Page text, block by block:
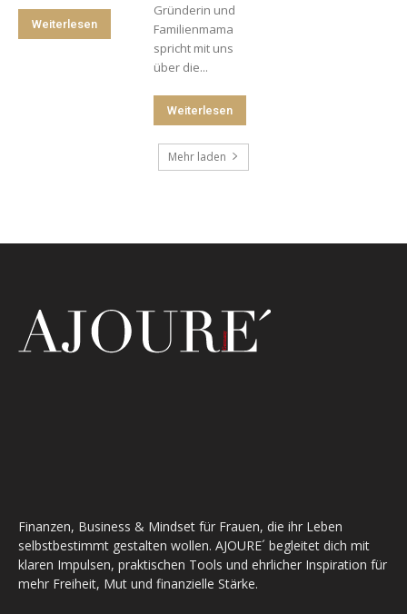
Weiterlesen
Gründerin und
Familienmama
spricht mit uns
über die...
Weiterlesen
Mehr laden
Finanzen, Business & Mindset für Frauen, die ihr Leben
selbstbestimmt gestalten wollen. AJOURE´ begleitet dich mit
klaren Impulsen, praktischen Tools und ehrlicher Inspiration für
mehr Freiheit, Mut und finanzielle Stärke.